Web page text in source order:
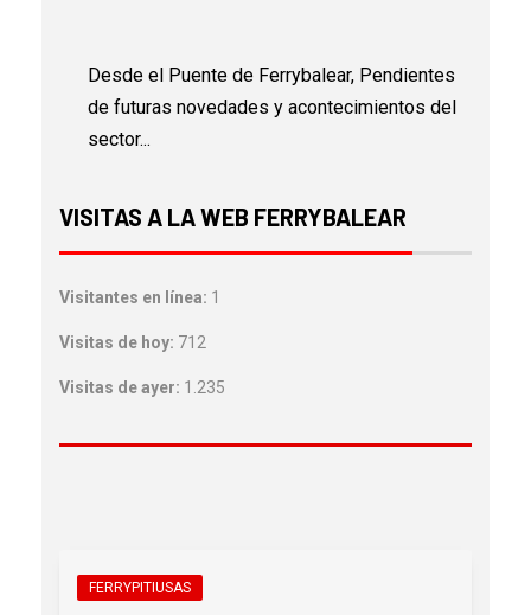
Desde el Puente de Ferrybalear, Pendientes
de futuras novedades y acontecimientos del
sector...
VISITAS A LA WEB FERRYBALEAR
Visitantes en línea: 1
Visitas de hoy: 712
Visitas de ayer: 1.235
FERRYPITIUSAS